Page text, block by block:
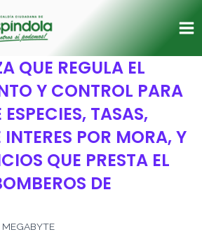
QUE REGULA EL
Y CONTROL PARA
TASAS,
POR MORA, Y
QUE PRESTA EL
DE